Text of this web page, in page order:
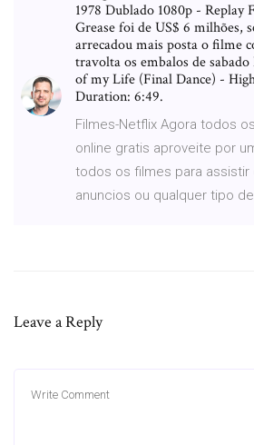
1978 Dublado 1080p - Replay
Grease foi de US$ 6 milhões,
arrecadou mais posta o filme
travolta os embalos de
of my Life (Final Dance) -
Duration: 6:49.
Filmes-Netflix Agora todos
online gratis aproveite por
todos os filmes para assistir
anuncios ou qualquer tipo
Leave a Reply